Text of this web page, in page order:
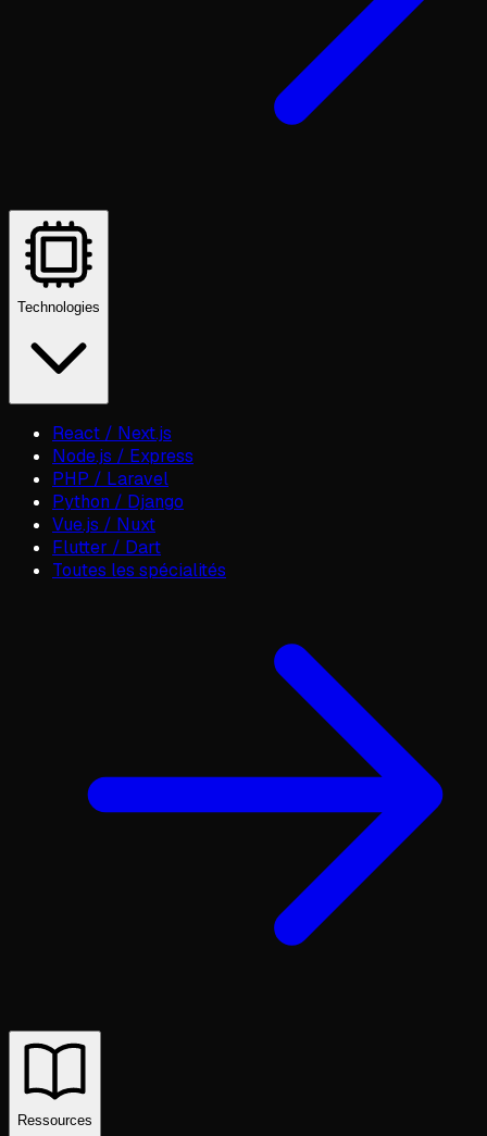
Technologies
React / Next.js
Node.js / Express
PHP / Laravel
Python / Django
Vue.js / Nuxt
Flutter / Dart
Toutes les spécialités
Ressources